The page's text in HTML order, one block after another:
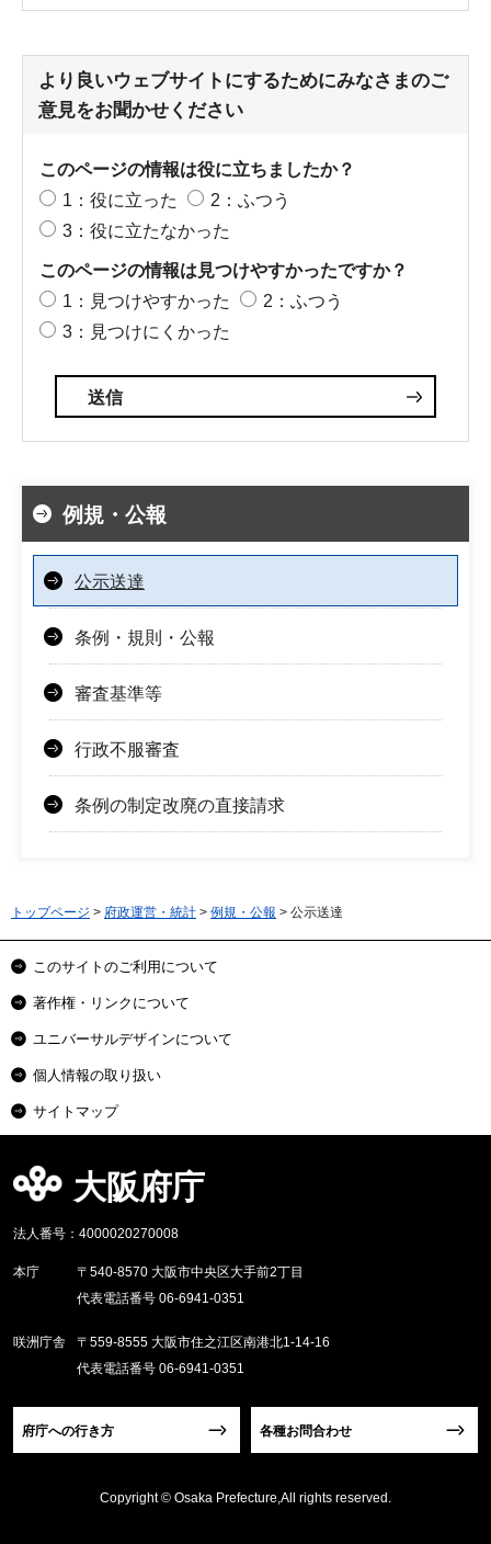
より良いウェブサイトにするためにみなさまのご
意見をお聞かせください
このページの情報は役に立ちましたか？
1：役に立った
2：ふつう
3：役に立たなかった
このページの情報は見つけやすかったですか？
1：見つけやすかった
2：ふつう
3：見つけにくかった
例規・公報
公示送達
条例・規則・公報
審査基準等
行政不服審査
条例の制定改廃の直接請求
トップページ > 府政運営・統計 > 例規・公報 > 公示送達
このサイトのご利用について
著作権・リンクについて
ユニバーサルデザインについて
個人情報の取り扱い
サイトマップ
大阪府庁
法人番号：4000020270008
本庁
〒540-8570 大阪市中央区大手前2丁目
代表電話番号 06-6941-0351
咲洲庁舎
〒559-8555 大阪市住之江区南港北1-14-16
代表電話番号 06-6941-0351
府庁への行き方 各種お問合わせ
Copyright © Osaka Prefecture,All rights reserved.